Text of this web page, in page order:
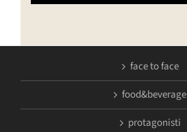
face to face
food&beverage
protagonisti